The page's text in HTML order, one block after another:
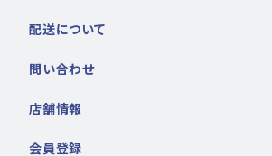
配送について
問い合わせ
店舗情報
会員登録